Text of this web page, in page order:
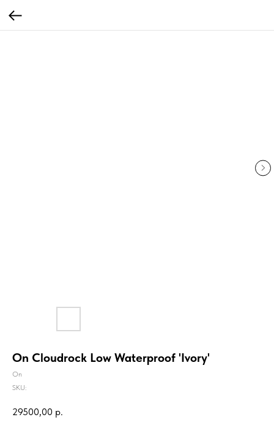
On Cloudrock Low Waterproof 'Ivory'
On
SKU:
29500,00 р.